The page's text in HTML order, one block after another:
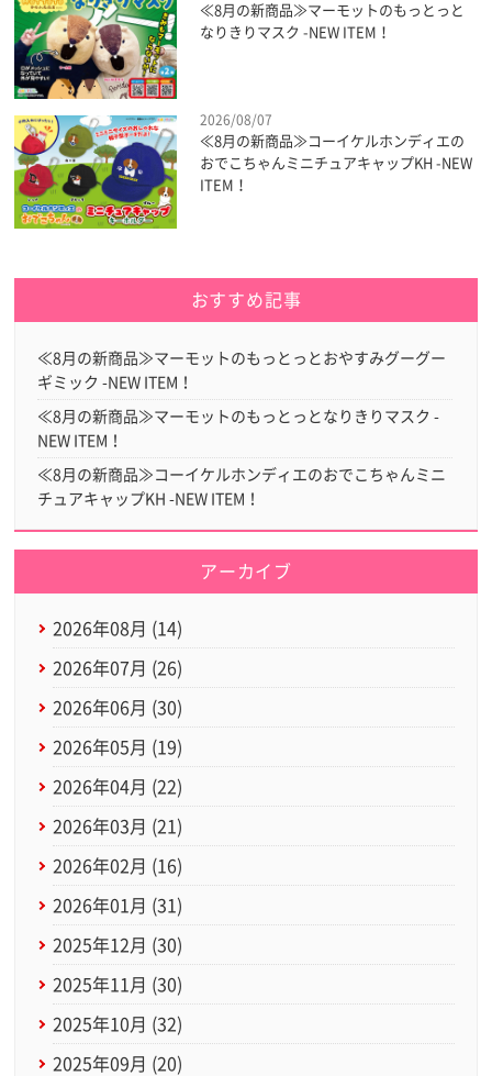
≪8月の新商品≫マーモットのもっとっと
なりきりマスク -NEW ITEM！
2026/08/07
≪8月の新商品≫コーイケルホンディエの
おでこちゃんミニチュアキャップKH -NEW
ITEM！
おすすめ記事
≪8月の新商品≫マーモットのもっとっとおやすみグーグー
ギミック -NEW ITEM！
≪8月の新商品≫マーモットのもっとっとなりきりマスク -
NEW ITEM！
≪8月の新商品≫コーイケルホンディエのおでこちゃんミニ
チュアキャップKH -NEW ITEM！
アーカイブ
2026年08月 (14)
2026年07月 (26)
2026年06月 (30)
2026年05月 (19)
2026年04月 (22)
2026年03月 (21)
2026年02月 (16)
2026年01月 (31)
2025年12月 (30)
2025年11月 (30)
2025年10月 (32)
2025年09月 (20)